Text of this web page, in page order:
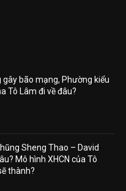
gây bão mạng, Phường kiểu
Tô Lâm đi về đâu?
Sheng Thao – David
Mô hình XHCN của Tô
thành?